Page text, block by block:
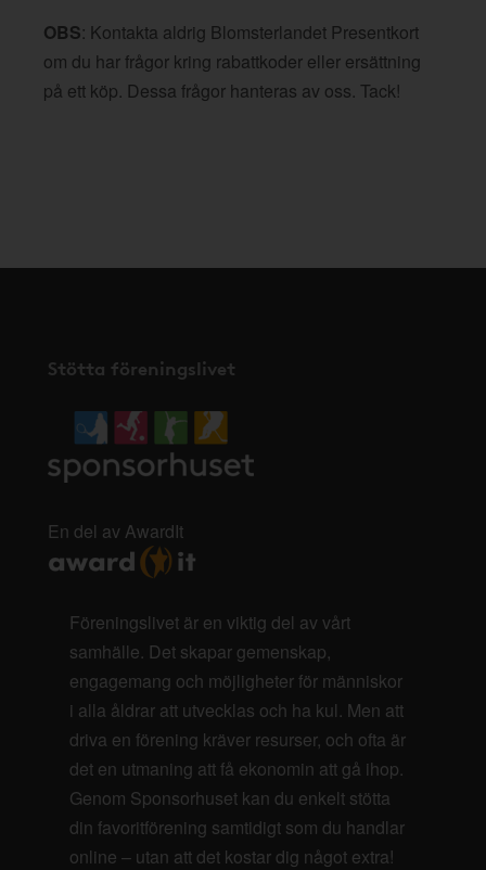
OBS: Kontakta aldrig Blomsterlandet Presentkort
om du har frågor kring rabattkoder eller ersättning
på ett köp. Dessa frågor hanteras av oss. Tack!
Stötta föreningslivet
En del av AwardIt
Föreningslivet är en viktig del av vårt
samhälle. Det skapar gemenskap,
engagemang och möjligheter för människor
i alla åldrar att utvecklas och ha kul. Men att
driva en förening kräver resurser, och ofta är
det en utmaning att få ekonomin att gå ihop.
Genom Sponsorhuset kan du enkelt stötta
din favoritförening samtidigt som du handlar
online – utan att det kostar dig något extra!